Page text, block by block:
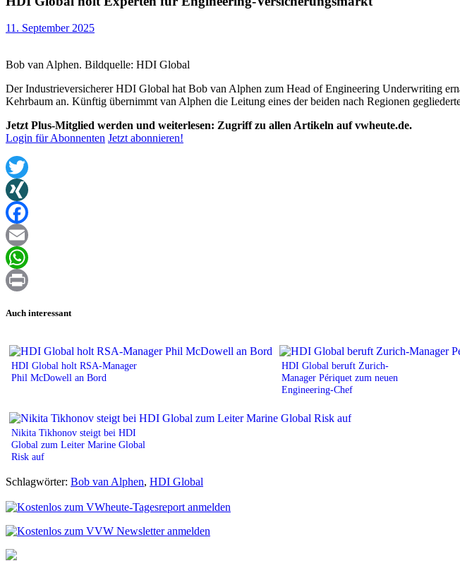
11. September 2025
Bob van Alphen. Bildquelle: HDI Global
Der Industrieversicherer HDI Global hat Bob van Alphen zum Head of Engineering Underwriting
Kehrbaum an. Künftig übernimmt van Alphen die Leitung eines der beiden nach Regionen
Jetzt Plus-Mitglied werden und weiterlesen: Zugriff zu allen Artikeln auf vwheute.de.
Login für Abonnenten Jetzt abonnieren!
Twitter
XING
Facebook
Email
WhatsApp
Auch interessant
HDI Global holt RSA-Manager
Phil McDowell an Bord
HDI Global beruft Zurich-
Manager Périquet zum neuen
Engineering-Chef
Nikita Tikhonov steigt bei HDI
Global zum Leiter Marine Global
Risk auf
Schlagwörter: Bob van Alphen, HDI Global